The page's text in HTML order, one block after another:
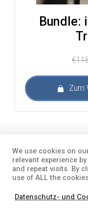
Bundle:
€
Zum
We use cookies on
relevant experience
and repeat visits. By
use of ALL the
Datenschutz- und